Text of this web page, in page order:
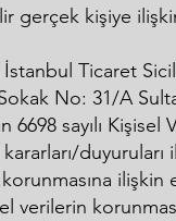
gerçek kişiye
Ticaret
No: 31/A
6698 sayılı
ilişkin
verilerin